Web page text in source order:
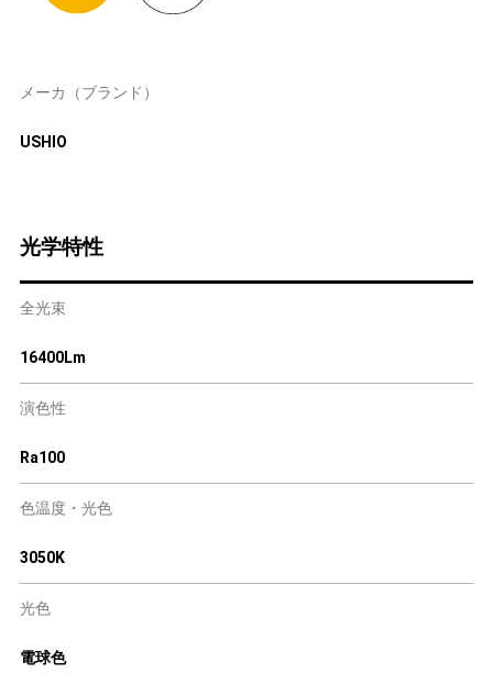
メーカ（ブランド）
USHIO
光学特性
全光束
16400Lm
演色性
Ra100
色温度・光色
3050K
光色
電球色